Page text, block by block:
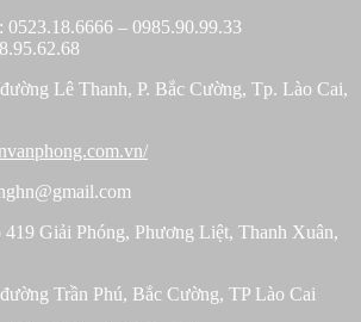
: 0523.18.6666 – 0985.90.99.33
Lê Thanh, P. Bắc Cường, Tp. Lào Cai,
419 Giải Phóng, Phương Liệt, Thanh Xuân,
Trần Phú, Bắc Cường, TP Lào Cai